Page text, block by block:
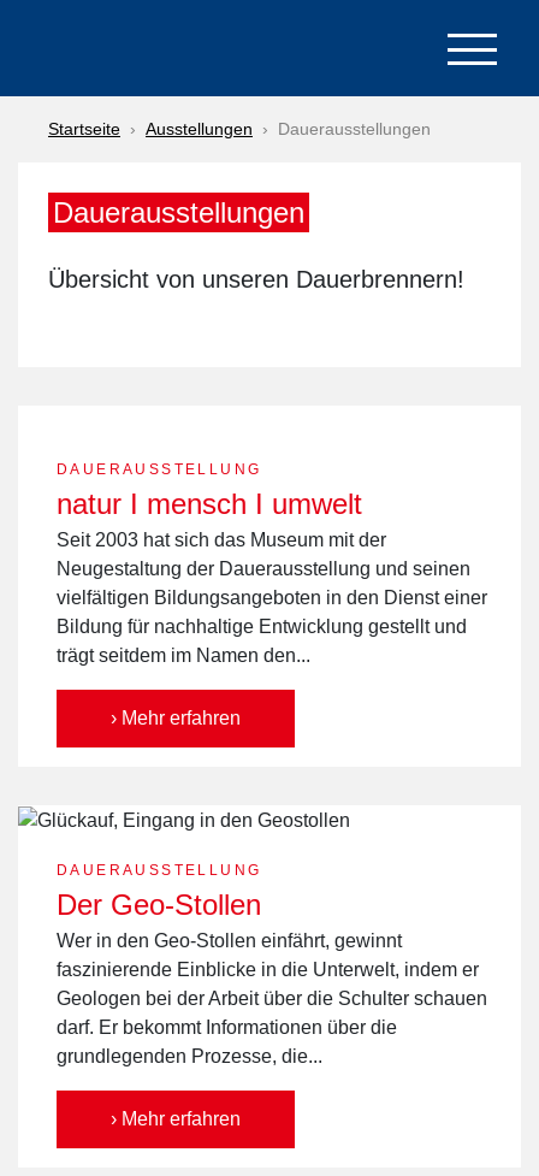
Startseite Ausstellungen Dauerausstellungen
Dauerausstellungen
Übersicht von unseren Dauerbrennern!
DAUERAUSSTELLUNG
natur I mensch I umwelt
Seit 2003 hat sich das Museum mit der
Neugestaltung der Dauerausstellung und seinen
vielfältigen Bildungsangeboten in den Dienst einer
Bildung für nachhaltige Entwicklung gestellt und
trägt seitdem im Namen den...
› Mehr erfahren
DAUERAUSSTELLUNG
Der Geo-Stollen
Wer in den Geo-Stollen einfährt, gewinnt
faszinierende Einblicke in die Unterwelt, indem er
Geologen bei der Arbeit über die Schulter schauen
darf. Er bekommt Informationen über die
grundlegenden Prozesse, die...
› Mehr erfahren